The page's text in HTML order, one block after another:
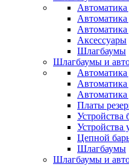
Автоматика
Аксессуары
Шлагбаумы
Шлагбаумы и
Автоматика
Платы
Устройства
Устройства
Цепной
Шлагбаумы
Шлагбаумы и